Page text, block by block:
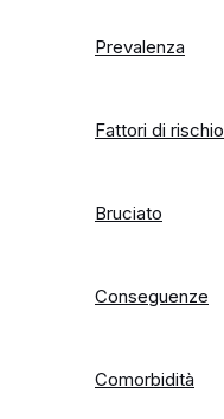
Prevalenza
Fattori di rischio
Bruciato
Conseguenze
Comorbidità